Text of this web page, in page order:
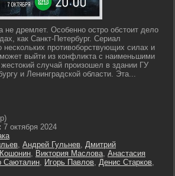
не дремлет. Особенно остро обстоит дело
как Санкт-Петербург. Сериал
нескольких противоборствующих силах и
выйти из конфликта с наименьшими
случай произошел в здании ГУ
и Ленинградской области. Эта...
7 октября 2024
, Андрей Гульнев, Дмитрий
, Виктория Маслова, Анастасия
Саюталин, Игорь Павлов, Денис Старков,